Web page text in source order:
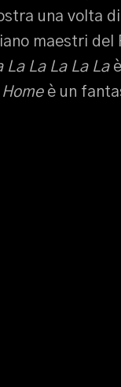
una volta
maestri del
La La La La La
è un